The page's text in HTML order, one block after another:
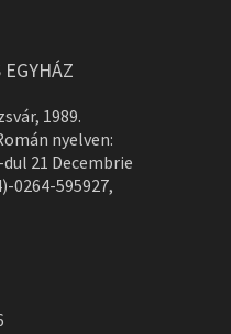
1989.
nyelven:
21 Decembrie
0264-595927,